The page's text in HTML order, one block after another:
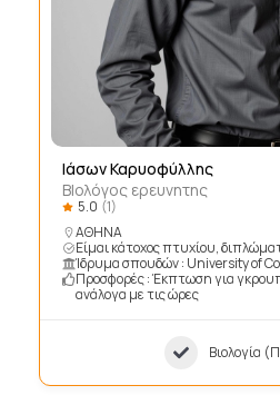
Ιάσων Καρυοφύλλης
ΒΙολόγος ερευνητης
5.0 (1)
ΑΘΗΝΑ
Είμαι κάτοχος πτυχίου,
Ίδρυμα σπουδών : University of
Προσφορές : Έκπτωση για
ανάλογα με τις ώρες
Βιολογία